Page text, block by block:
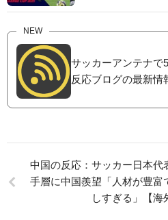
NEW
サッカーアンテナで
反応ブログの最新情
中国の反応：サッカー日本代
手層に中国羨望「人材が豊富
しすぎる」【海